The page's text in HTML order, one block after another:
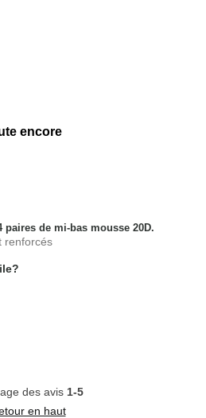
encore
de mi-bas mousse 20D.
renforcés
des avis 1-5
en haut